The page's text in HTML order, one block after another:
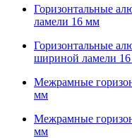
Горизонтальные
ламели 16 мм
Горизонтальные
шириной ламели
Межрамные
мм
Межрамные
мм